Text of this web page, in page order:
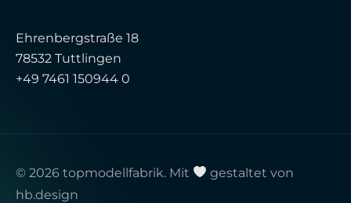
Ehrenbergstraße 18
78532 Tuttlingen
+49 7461 150944 0
© 2026 topmodellfabrik. Mit
gestaltet von
hb.design